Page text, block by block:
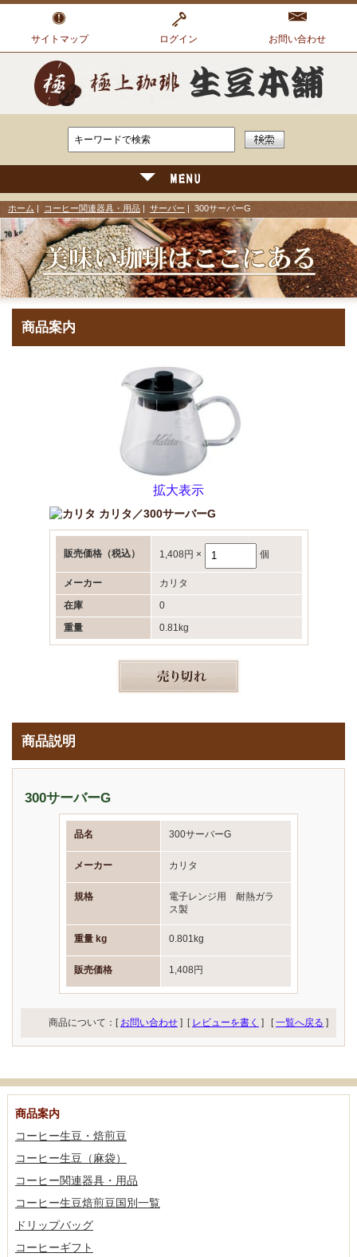
サイトマップ ログイン お問い合わせ
ホーム コーヒー関連器具・用品 サーバー | 300サーバーG
商品案内
拡大表示
カリタ／300サーバーG
販売価格（税込） 1,408円 × 個
メーカー
カリタ
在庫
0
重量
0.81kg
商品説明
300サーバーG
品名 300サーバーG
メーカー カリタ
規格
電子レンジ用 耐熱ガラ
ス製
重量 kg 0.801kg
販売価格 1,408円
商品について：[ お問い合わせ ] [ レビューを書く ] [一覧へ戻る ]
商品案内
コーヒー生豆・焙煎豆
コーヒー生豆（麻袋）
コーヒー関連器具・用品
コーヒー生豆焙煎豆国別一覧
ドリップバッグ
コーヒーギフト